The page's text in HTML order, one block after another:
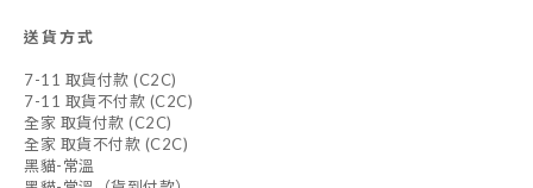
送貨方式
7-11 取貨付款 (C2C)
7-11 取貨不付款 (C2C)
全家 取貨付款 (C2C)
全家 取貨不付款 (C2C)
黑貓-常溫